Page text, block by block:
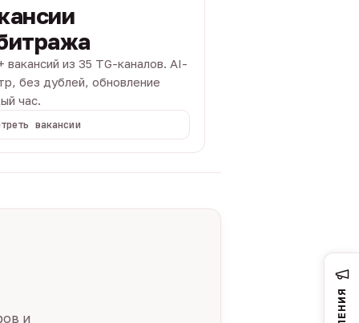
вакансий из 35 TG-каналов. AI-
без дублей, обновление
час.
вакансии
и